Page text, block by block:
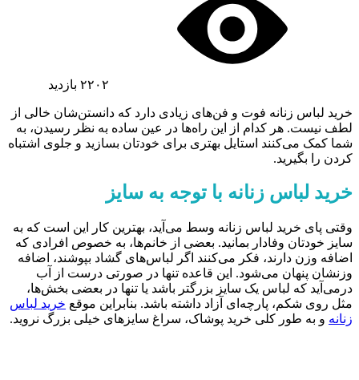
۲۲۰۲ بازدید
خرید لباس زنانه فوت و فن‌های زیادی دارد که دانستن‌شان خالی از
لطف نیست. هر کدام از این راه‌ها در عین ساده به نظر رسیدن، به
شما کمک می‌کنند استایل بهتری برای خودتان بسازید و جلوی اشتباه
کردن را بگیرید.
خرید لباس زنانه با توجه به سایز
وقتی پای خرید لباس زنانه وسط می‌آید، بهترین کار این است که به
سایز خودتان وفادار بمانید. بعضی از خانم‌ها، به خصوص افرادی که
اضافه وزن دارند، فکر می‌کنند اگر لباس‌های گشاد بپوشند، اضافه
وزنشان پنهان می‌شود. این قاعده تنها در صورتی درست از آب
در‌می‌آید که لباس یک سایز بزرگتر باشد یا تنها در بعضی بخش‌ها،
مثل روی شکم، پارچه‌ای آزاد داشته باشد. بنابراین موقع خرید لباس
زنانه و به طور کلی خرید پوشاک، سراغ سایزهای خیلی بزرگ نروید.